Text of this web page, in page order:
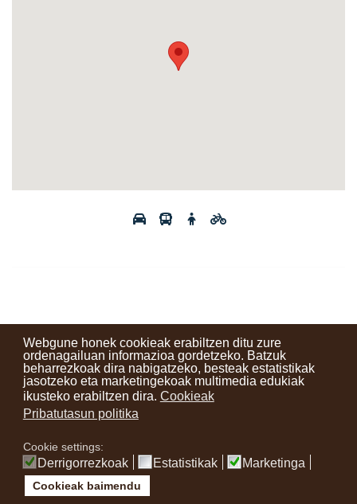
Webgune honek cookieak erabiltzen ditu zure
ordenagailuan informazioa gordetzeko. Batzuk
beharrezkoak dira nabigatzeko, besteak estatistikak
jasotzeko eta marketingekoak multimedia edukiak
ikusteko erabiltzen dira. Cookieak
Pribatutasun politika
Cookie settings:
Derrigorrezkoak Estatistikak Marketinga
Cookieak baimendu
Kontaktuak Erabilera baldintzak Lege oharra
Berriak
Zure iritzia